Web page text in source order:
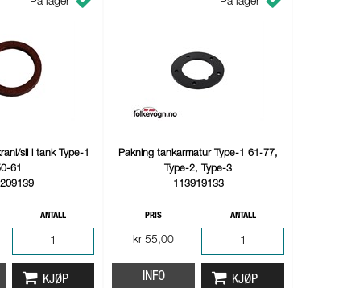
På lager
sil i tank Type-1
61
ANTALL
KJØP
På lager
Pakning tankarmatur Type-1 61-77,
Type-2, Type-3
113919133
PRIS
kr 55,00
ANTALL
INFO KJØP